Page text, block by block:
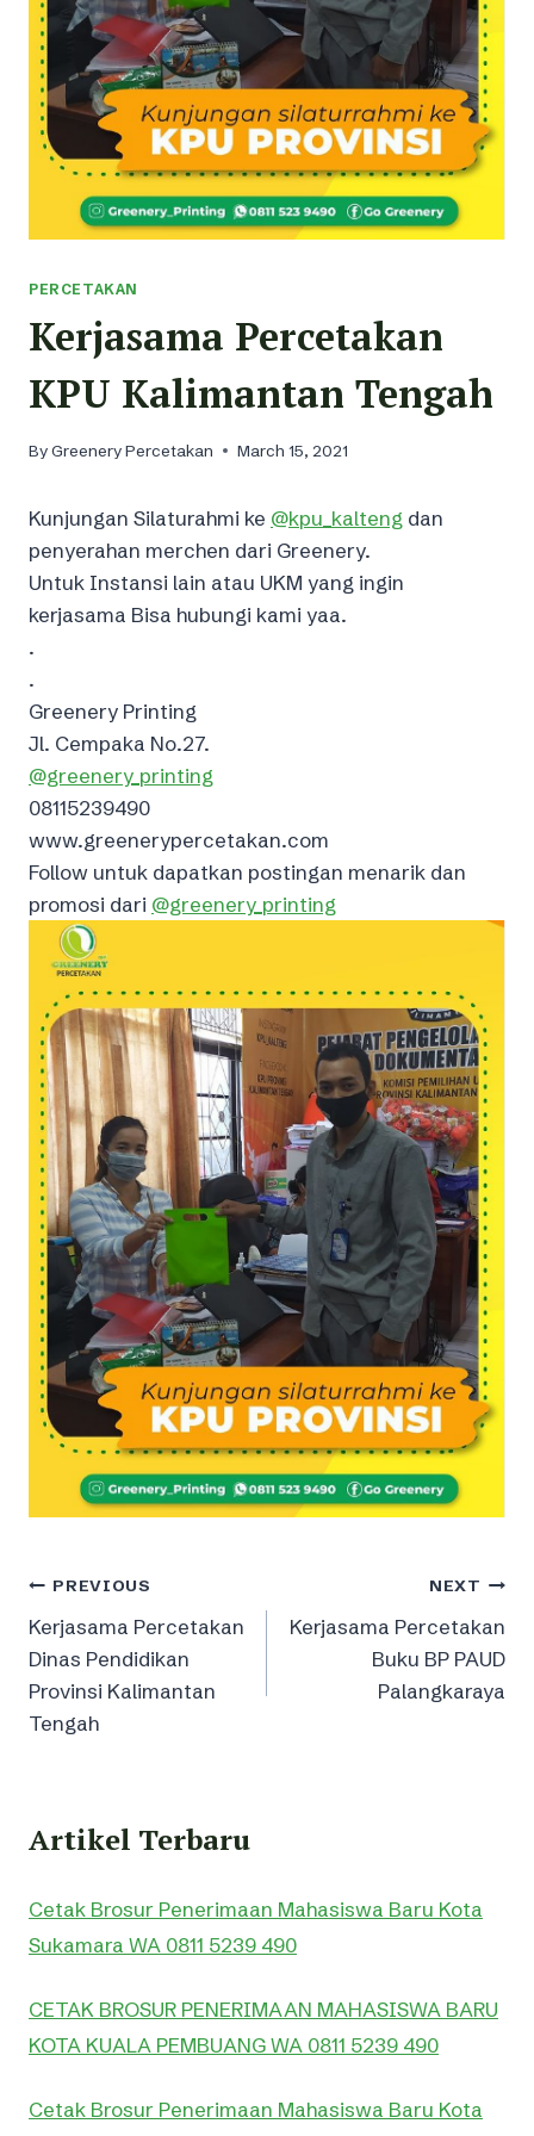
PERCETAKAN
Kerjasama Percetakan
KPU Kalimantan Tengah
ByGreenery Percetakan March 15, 2021
Kunjungan Silaturahmi ke @kpu_kalteng dan
penyerahan merchen dari Greenery.
Untuk Instansi lain atau UKM yang ingin
kerjasama Bisa hubungi kami yaa.
.
.
Greenery Printing⁣
Jl. Cempaka No.27.⁣
@greenery_printing
08115239490
www.greenerypercetakan.com
Follow untuk dapatkan postingan menarik dan
promosi dari ️ @greenery_printing
Post
navigation
PREVIOUS
Kerjasama Percetakan
Dinas Pendidikan
Provinsi Kalimantan
Tengah
NEXT
Kerjasama Percetakan
Buku BP PAUD
Palangkaraya
Artikel Terbaru
Cetak Brosur Penerimaan Mahasiswa Baru Kota
Sukamara WA 0811 5239 490
CETAK BROSUR PENERIMAAN MAHASISWA BARU
KOTA KUALA PEMBUANG WA 0811 5239 490
Cetak Brosur Penerimaan Mahasiswa Baru Kota